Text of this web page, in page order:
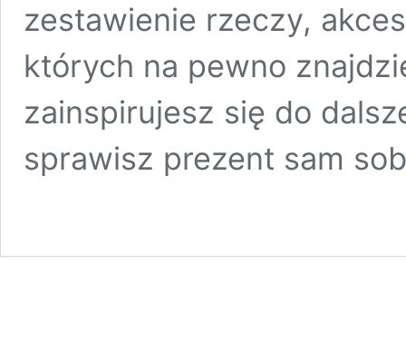
zestawienie rzeczy,
których na pewno
zainspirujesz się do
sprawisz prezent sam